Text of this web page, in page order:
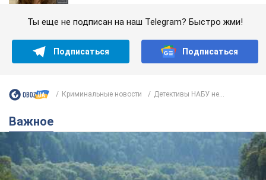
Ты еще не подписан на наш Telegram? Быстро жми!
Подписаться Подписаться
Криминальные новости Детективы НАБУ не...
Важное